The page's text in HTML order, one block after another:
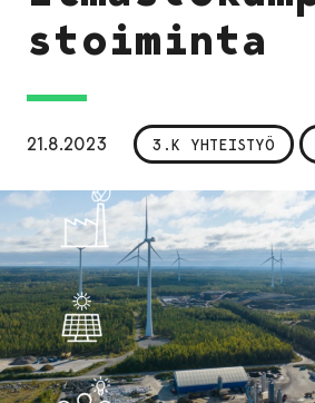
stoiminta
21.8.2023 3.K YHTEISTYÖ